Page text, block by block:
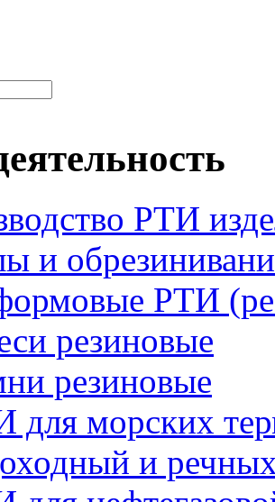
РТИ
и
РТИ
резиновые
резиновые
для морских
и